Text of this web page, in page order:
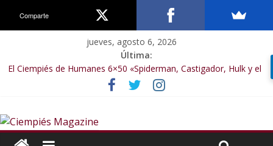
jueves, agosto 6, 2026
Última:
El Ciempiés de Humanes 6×50 «Spiderman, Castigador, Hulk y el
final de la sexta temporada»
El Ciempiés de Humanes 6×49 «Kiritaaaaa»
El Ciempiés de Humanes 6×47 «De nada por nada»
El Ciempiés de Humanes 6×46 «Ciudadano Minion»
Comparte